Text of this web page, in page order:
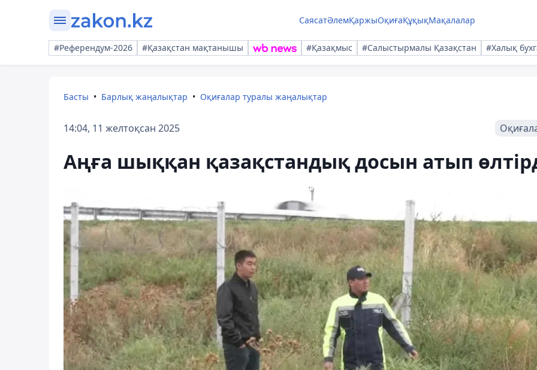
СаясатӘлемҚаржыОқиғаҚұқықМақалалар
#Референдум-2026 #Қазақстан мақтанышы #Қазақмыс #Салыстырмалы Қазақстан #Халық
Басты Барлық жаңалықтар Оқиғалар туралы жаңалықтар
14:04, 11 желтоқсан 2025
Аңға шыққан қазақстандық досын атып